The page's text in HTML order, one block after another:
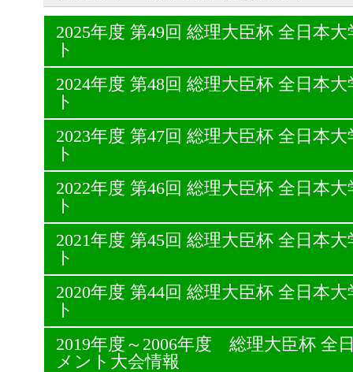
2025年度 第49回 総理大臣杯 全日本
ト
2024年度 第48回 総理大臣杯 全日本
ト
2023年度 第47回 総理大臣杯 全日本
ト
2022年度 第46回 総理大臣杯 全日本
ト
2021年度 第45回 総理大臣杯 全日本
ト
2020年度 第44回 総理大臣杯 全日本
ト
2019年度～2006年度 総理大臣杯 全
メント大会情報